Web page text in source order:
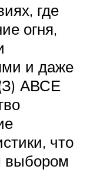
где
огня,
и даже
АВСЕ
что
выбором